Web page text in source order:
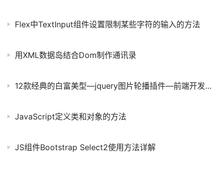
Flex中TextInput组件设置限制某些字符的输入的方法
用XML数据岛结合Dom制作通讯录
12款经典的白富美型—jquery图片轮播插件—前端开发必备
JavaScript定义类和对象的方法
JS组件Bootstrap Select2使用方法详解